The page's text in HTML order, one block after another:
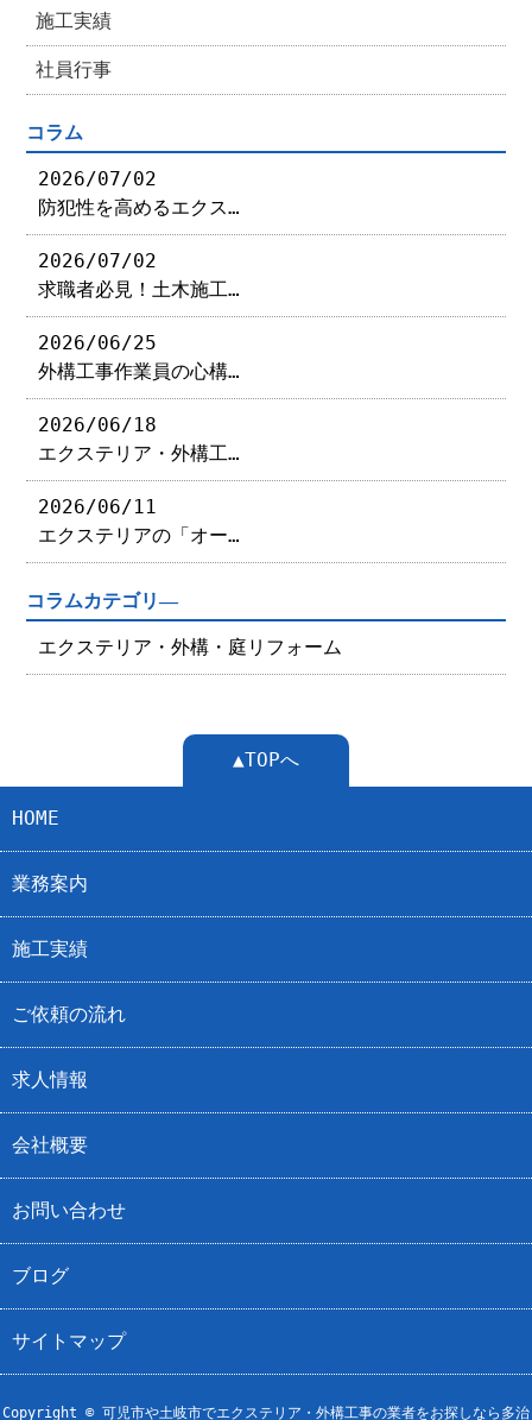
施工実績
社員行事
コラム
2026/07/02
防犯性を高めるエクス…
2026/07/02
求職者必見！土木施工…
2026/06/25
外構工事作業員の心構…
2026/06/18
エクステリア・外構工…
2026/06/11
エクステリアの「オー…
コラムカテゴリ―
エクステリア・外構・庭リフォーム
▲TOPへ
HOME
業務案内
施工実績
ご依頼の流れ
求人情報
会社概要
お問い合わせ
ブログ
サイトマップ
Copyright © 可児市や土岐市でエクステリア・外構工事の業者をお探しなら多治